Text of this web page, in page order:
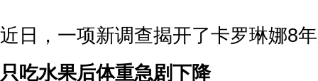
近日，一项新调查揭开了卡罗琳娜8
只吃水果后体重急剧下降